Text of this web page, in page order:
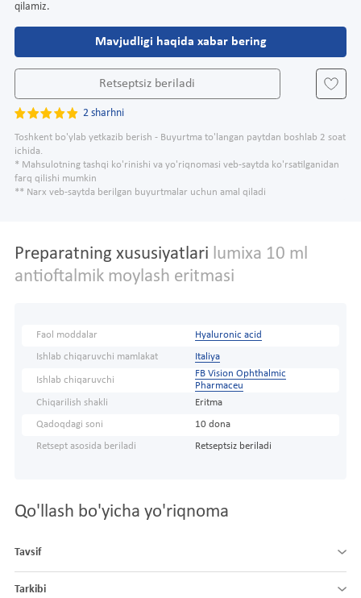
qilamiz.
Mavjudligi haqida xabar bering
Retseptsiz beriladi
2 sharhni
Toshkent bo'ylab yetkazib berish - Buyurtma to'langan paytdan boshlab 2 soat
ichida.
* Mahsulotning tashqi ko'rinishi va yo'riqnomasi veb-saytda ko'rsatilganidan
farq qilishi mumkin
** Narx veb-saytda berilgan buyurtmalar uchun amal qiladi
Preparatning xususiyatlari lumixa 10 ml
antioftalmik moylash eritmasi
Faol moddalar Hyaluronic acid
Ishlab chiqaruvchi mamlakat Italiya
Ishlab chiqaruvchi
FB Vision Ophthalmic
Pharmaceu
Chiqarilish shakli
Eritma
Qadoqdagi soni 10 dona
Retsept asosida beriladi Retseptsiz beriladi
Qo'llash bo'yicha yo'riqnoma
Tavsif
Tarkibi